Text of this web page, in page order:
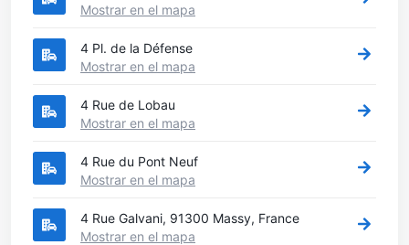
Mostrar en el mapa
4 Pl. de la Défense
Mostrar en el mapa
4 Rue de Lobau
Mostrar en el mapa
4 Rue du Pont Neuf
Mostrar en el mapa
4 Rue Galvani, 91300 Massy, France
Mostrar en el mapa